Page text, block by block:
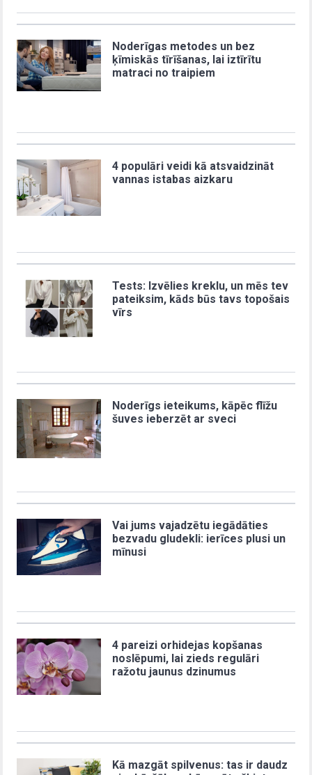
Noderīgas metodes un bez
ķīmiskās tīrīšanas, lai iztīrītu
matraci no traipiem
4 populāri veidi kā atsvaidzināt
vannas istabas aizkaru
Tests: Izvēlies kreklu, un mēs tev
pateiksim, kāds būs tavs topošais
vīrs
Noderīgs ieteikums, kāpēc flīžu
šuves ieberzēt ar sveci
Vai jums vajadzētu iegādāties
bezvadu gludekli: ierīces plusi un
mīnusi
4 pareizi orhidejas kopšanas
noslēpumi, lai zieds regulāri
ražotu jaunus dzinumus
Kā mazgāt spilvenus: tas ir daudz